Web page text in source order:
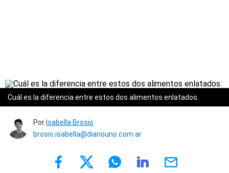
Cuál es la diferencia entre estos dos alimentos enlatados.
Por Isabella Brosio
brosio.isabella@diariouno.com.ar